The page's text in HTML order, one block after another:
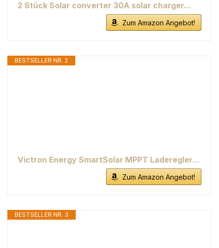
2 Stück Solar converter 30A solar charger...
Zum Amazon Angebot!
BESTSELLER NR. 2
Victron Energy SmartSolar MPPT Laderegler...
Zum Amazon Angebot!
BESTSELLER NR. 3